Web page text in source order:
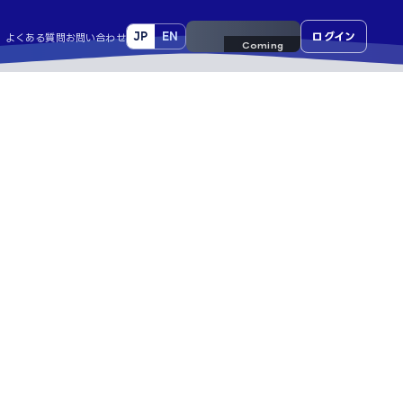
よくある質問お問い合わせ JP EN 来場事前登録 ログイン